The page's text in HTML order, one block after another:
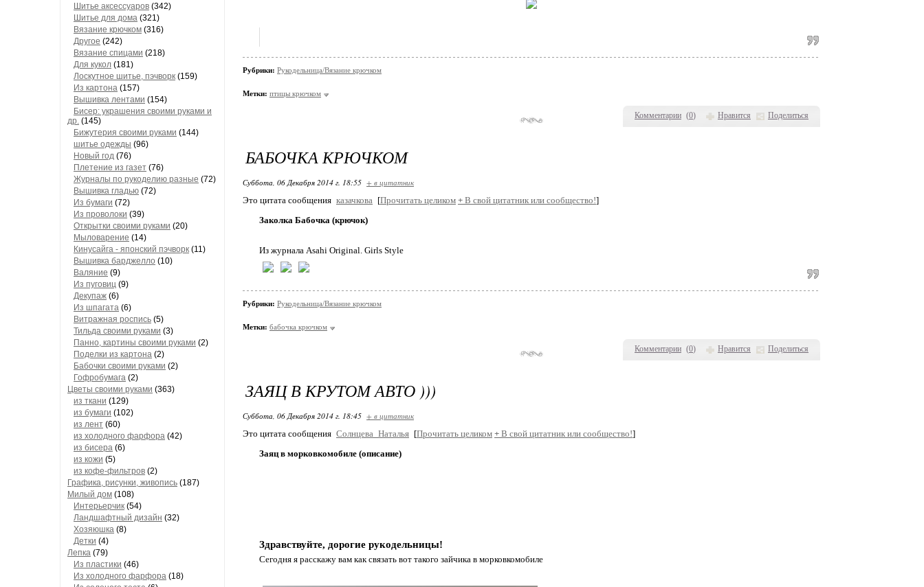
Шитье аксессуаров (342)
Шитье для дома (321)
Вязание крючком (316)
Другое (242)
Вязание спицами (218)
Для кукол (181)
Лоскутное шитье, пэчворк (159)
Из картона (157)
Вышивка лентами (154)
Бисер: украшения своими руками и
др. (145)
Бижутерия своими руками (144)
шитье одежды (96)
Новый год (76)
Плетение из газет (76)
Журналы по рукоделию разные (72)
Вышивка гладью (72)
Из бумаги (72)
Из проволоки (39)
Открытки своими руками (20)
Мыловарение (14)
Кинусайга - японский пэчворк (11)
Вышивка барджелло (10)
Валяние (9)
Из пуговиц (9)
Декупаж (6)
Из шпагата (6)
Витражная роспись (5)
Тильда своими руками (3)
Панно, картины своими руками (2)
Поделки из картона (2)
Бабочки своими руками (2)
Гофробумага (2)
Цветы своими руками (363)
из ткани (129)
из бумаги (102)
из лент (60)
из холодного фарфора (42)
из бисера (6)
из кожи (5)
из кофе-фильтров (2)
Графика, рисунки, живопись (187)
Милый дом (108)
Интерьерчик (54)
Ландшафтный дизайн (32)
Хозяюшка (8)
Детки (4)
Лепка (79)
Из пластики (46)
Из холодного фарфора (18)
Комментарии (0) Нравится Поделиться
Рубрики: Рукодельница/Вязание крючком
Метки: птицы крючком
Комментарии (0) Нравится Поделиться
БАБОЧКА КРЮЧКОМ
Суббота, 06 Декабря 2014 г. 18:55 + в цитатник
Это цитата сообщения казачкова [Прочитать целиком + В свой цитатник или сообщество!]
Заколка Бабочка (крючок)
Из журнала Asahi Original. Girls Style
Рубрики: Рукодельница/Вязание крючком
Метки: бабочка крючком
ЗАЯЦ В КРУТОМ АВТО )))
Суббота, 06 Декабря 2014 г. 18:45 + в цитатник
Это цитата сообщения Солнцева_Наталья [Прочитать целиком + В свой цитатник или сообщество!]
Заяц в морковкомобиле (описание)
Здравствуйте, дорогие рукодельницы!
Сегодня я расскажу вам как связать вот такого зайчика в морковкомобиле